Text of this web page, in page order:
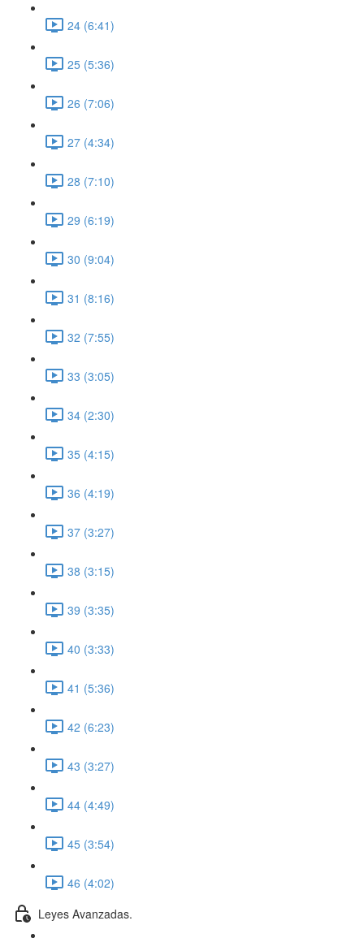
24 (6:41)
25 (5:36)
26 (7:06)
27 (4:34)
28 (7:10)
29 (6:19)
30 (9:04)
31 (8:16)
32 (7:55)
33 (3:05)
34 (2:30)
35 (4:15)
36 (4:19)
37 (3:27)
38 (3:15)
39 (3:35)
40 (3:33)
41 (5:36)
42 (6:23)
43 (3:27)
44 (4:49)
45 (3:54)
46 (4:02)
Leyes Avanzadas.